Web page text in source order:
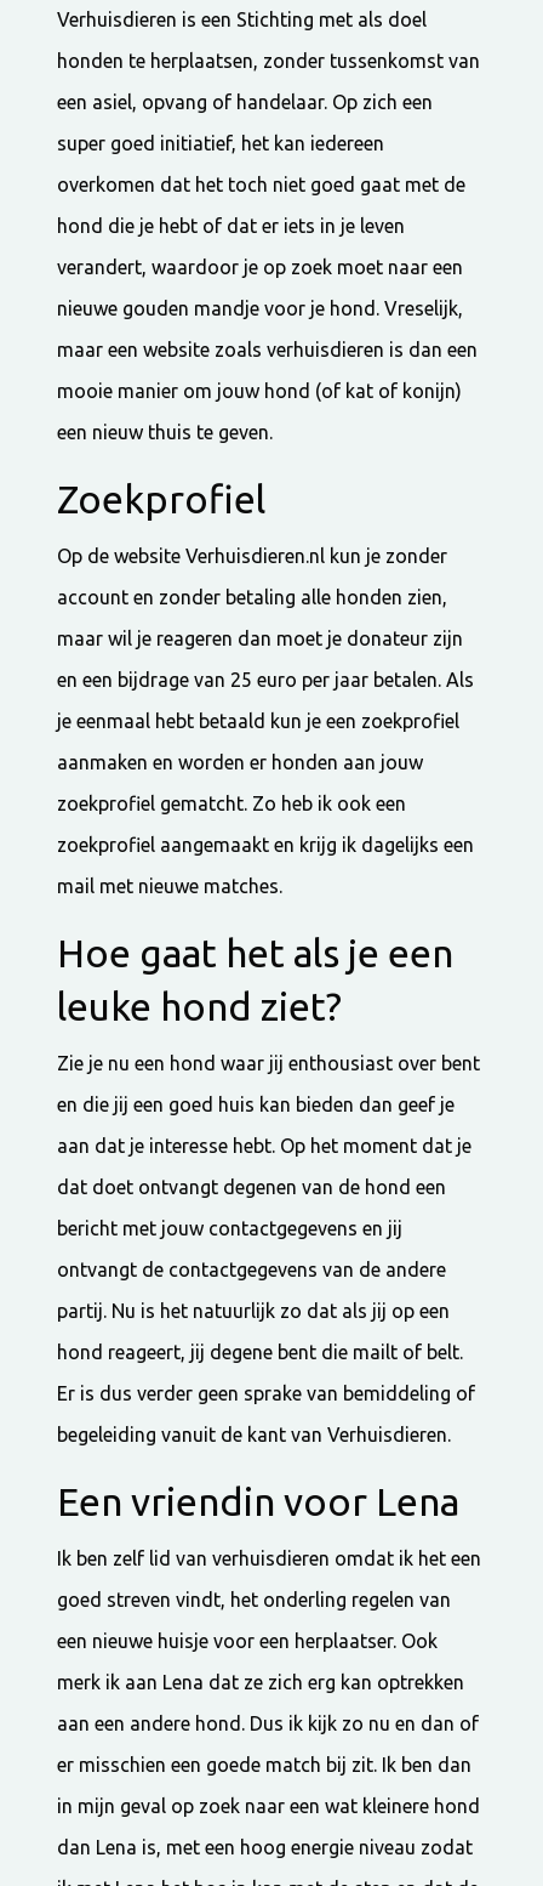
Verhuisdieren is een Stichting met als doel
honden te herplaatsen, zonder tussenkomst van
een asiel, opvang of handelaar. Op zich een
super goed initiatief, het kan iedereen
overkomen dat het toch niet goed gaat met de
hond die je hebt of dat er iets in je leven
verandert, waardoor je op zoek moet naar een
nieuwe gouden mandje voor je hond. Vreselijk,
maar een website zoals verhuisdieren is dan een
mooie manier om jouw hond (of kat of konijn)
een nieuw thuis te geven.
Zoekprofiel
Op de website Verhuisdieren.nl kun je zonder
account en zonder betaling alle honden zien,
maar wil je reageren dan moet je donateur zijn
en een bijdrage van 25 euro per jaar betalen. Als
je eenmaal hebt betaald kun je een zoekprofiel
aanmaken en worden er honden aan jouw
zoekprofiel gematcht. Zo heb ik ook een
zoekprofiel aangemaakt en krijg ik dagelijks een
mail met nieuwe matches.
Hoe gaat het als je een
leuke hond ziet?
Zie je nu een hond waar jij enthousiast over bent
en die jij een goed huis kan bieden dan geef je
aan dat je interesse hebt. Op het moment dat je
dat doet ontvangt degenen van de hond een
bericht met jouw contactgegevens en jij
ontvangt de contactgegevens van de andere
partij. Nu is het natuurlijk zo dat als jij op een
hond reageert, jij degene bent die mailt of belt.
Er is dus verder geen sprake van bemiddeling of
begeleiding vanuit de kant van Verhuisdieren.
Een vriendin voor Lena
Ik ben zelf lid van verhuisdieren omdat ik het een
goed streven vindt, het onderling regelen van
een nieuwe huisje voor een herplaatser. Ook
merk ik aan Lena dat ze zich erg kan optrekken
aan een andere hond. Dus ik kijk zo nu en dan of
er misschien een goede match bij zit. Ik ben dan
in mijn geval op zoek naar een wat kleinere hond
dan Lena is, met een hoog energie niveau zodat